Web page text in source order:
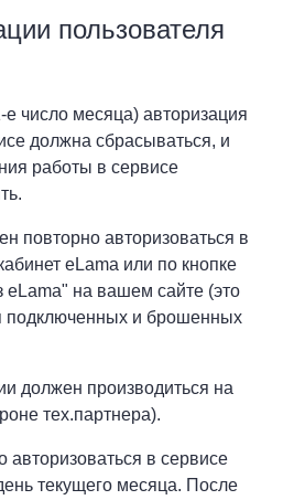
пользователя
число месяца) авторизация
должна сбрасываться, и
работы в сервисе
повторно авторизоваться в
eLama или по кнопке
eLama" на вашем сайте (это
подключенных и брошенных
должен производиться на
тех.партнера).
авторизоваться в сервисе
текущего месяца. После